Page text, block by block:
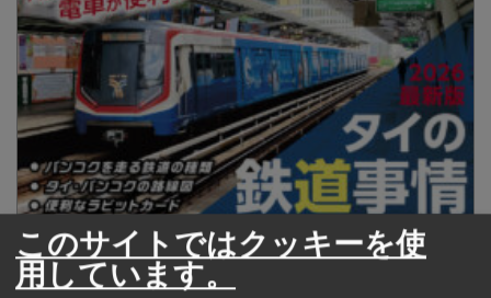
2026年版 タイの鉄道事情 電車でGO！
このサイトではクッキーを使
用しています。